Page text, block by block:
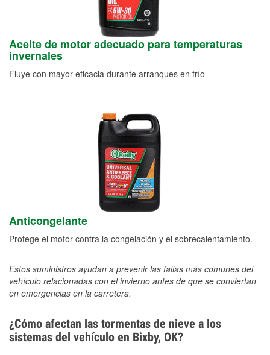
Aceite de motor adecuado para temperaturas
invernales
Fluye con mayor eficacia durante arranques en frío
Anticongelante
Protege el motor contra la congelación y el sobrecalentamiento.
Estos suministros ayudan a prevenir las fallas más comunes del
vehículo relacionadas con el invierno antes de que se conviertan
en emergencias en la carretera.
¿Cómo afectan las tormentas de nieve a los
sistemas del vehículo en Bixby, OK?